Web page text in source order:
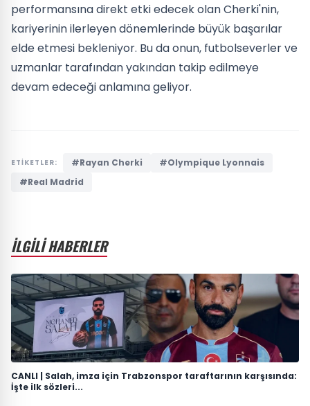
performansına direkt etki edecek olan Cherki'nin,
kariyerinin ilerleyen dönemlerinde büyük başarılar
elde etmesi bekleniyor. Bu da onun, futbolseverler ve
uzmanlar tarafından yakından takip edilmeye
devam edeceği anlamına geliyor.
ETİKETLER: #Rayan Cherki
#Olympique Lyonnais
#Real Madrid
İLGİLİ HABERLER
CANLI | Salah, imza için Trabzonspor taraftarının karşısında:
İşte ilk sözleri...